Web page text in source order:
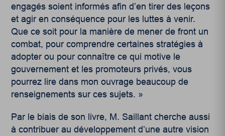
engagés soient informés afin d’en tirer des leçons
et agir en conséquence pour les luttes à venir.
Que ce soit pour la manière de mener de front un
combat, pour comprendre certaines stratégies à
adopter ou pour connaître ce qui motive le
gouvernement et les promoteurs privés, vous
pourrez lire dans mon ouvrage beaucoup de
renseignements sur ces sujets. »
Par le biais de son livre, M. Saillant cherche aussi
à contribuer au développement d’une autre vision